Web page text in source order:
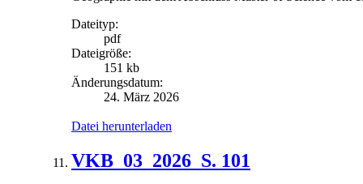
Dateityp:
pdf
Dateigröße:
151 kb
Änderungsdatum:
24. März 2026
Datei herunterladen
VKB_03_2026_S. 101